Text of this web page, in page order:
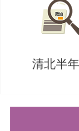
前沿和应
4、电子
本方向
数字逻辑
清北半